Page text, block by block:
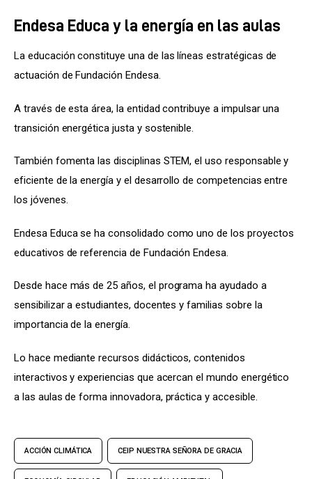
Endesa Educa y la energía en las aulas
La educación constituye una de las líneas estratégicas de
actuación de Fundación Endesa.
A través de esta área, la entidad contribuye a impulsar una
transición energética justa y sostenible.
También fomenta las disciplinas STEM, el uso responsable y
eficiente de la energía y el desarrollo de competencias entre
los jóvenes.
Endesa Educa se ha consolidado como uno de los proyectos
educativos de referencia de Fundación Endesa.
Desde hace más de 25 años, el programa ha ayudado a
sensibilizar a estudiantes, docentes y familias sobre la
importancia de la energía.
Lo hace mediante recursos didácticos, contenidos
interactivos y experiencias que acercan el mundo energético
a las aulas de forma innovadora, práctica y accesible.
ACCIÓN CLIMÁTICA CEIP NUESTRA SEÑORA DE GRACIA